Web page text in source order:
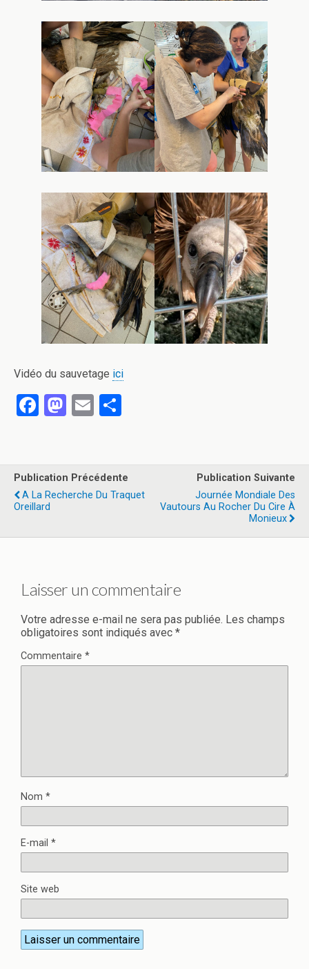
Vidéo du sauvetage ici
F
b
o
o
k
M
o
d
n
E
g
er
Publication Précédente
A La Recherche Du Traquet
Oreillard
Publication Suivante
Journée Mondiale Des
Vautours Au Rocher Du Cire À
Monieux
Laisser un commentaire
Votre adresse e-mail ne sera pas publiée. Les champs
obligatoires sont indiqués avec *
Commentaire *
Nom *
E-mail *
Site web